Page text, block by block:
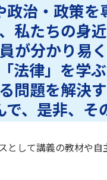
治・政策を
私たちの身
が分かり易
法律」を学
問題を解決
、是非、そ
して講義の教材や自